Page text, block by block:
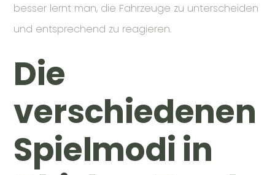
besser lernt man, die Fahrzeuge zu unterscheiden
und entsprechend zu reagieren.
Die
verschiedenen
Spielmodi in